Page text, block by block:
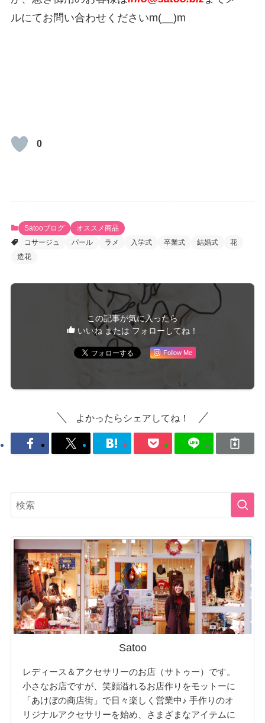
ルにてお問い合わせくださいm(__)m
0
Satooブログ
オススメ商品
コサージュ
パール ラメ 入学式 卒業式 結婚式
花
造花
この記事が気に入ったら
いいね または フォローしてね！
Follow Me
よかったらシェアしてね！
Satoo
レディース＆アクセサリーのお店（サトゥー）です。
小さなお店ですが、笑顔溢れるお店作りをモットーに
「あけぼの商店街」で日々楽しく営業中♪ 手作りのオ
リジナルアクセサリーを始め、さまざまなアイテムに